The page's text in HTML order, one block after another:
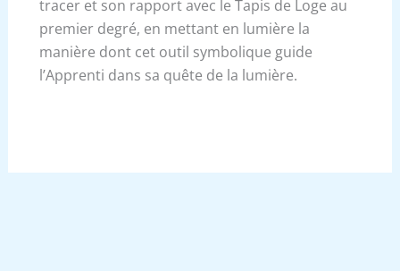
tracer et son rapport avec le Tapis de Loge au
premier degré, en mettant en lumière la
manière dont cet outil symbolique guide
l’Apprenti dans sa quête de la lumière.